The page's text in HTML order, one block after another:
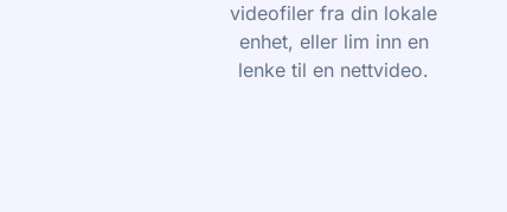
videofiler fra din lokale
enhet, eller lim inn en
lenke til en nettvideo.